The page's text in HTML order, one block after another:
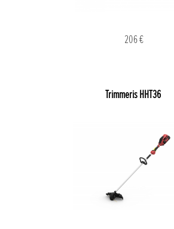
206 €
Trimmeris HHT36